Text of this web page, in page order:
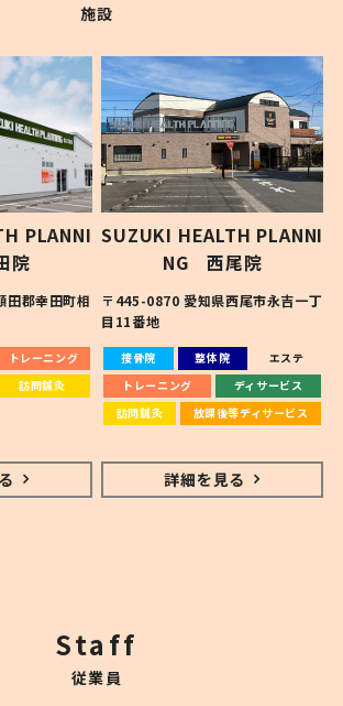
施設
PLANNI
院
田郡幸田町相
トレーニング
訪問鍼灸
SUZUKI HEALTH PLANNI
NG 西尾院
〒445-0870 愛知県西尾市永吉一丁
目11番地
接骨院 整体院
エステ
トレーニング
ディサービス
訪問鍼灸
放課後等ディサービス
詳細を見る
Staff
従業員